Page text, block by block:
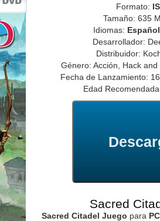
Formato:
Tamaño: 635
Idiomas: Español
Desarrollador:
Distribuidor:
Género: Acción, Hack
Fecha de Lanzamiento:
Edad
Sacred
Sacred Citadel Juego para PC